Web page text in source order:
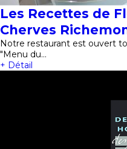
Les Recettes de
Cherves
Notre restaurant est ouvert
"Menu du…
+ Détail